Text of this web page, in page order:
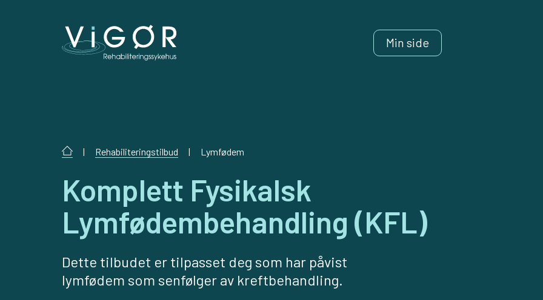
Min side
| Rehabiliteringstilbud | Lymfødem
Komplett Fysikalsk
Lymfødembehandling (KFL)
Dette tilbudet er tilpasset deg som har påvist
lymfødem som senfølger av kreftbehandling.